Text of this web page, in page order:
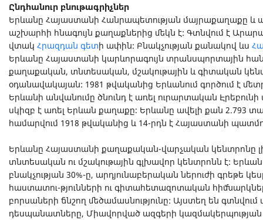
Ընդհանուր բնութագրիչներ
Երևանը Հայաստանի Հանրապետության մայրաքաղաքը և
աշխարհի հնագույն քաղաքներից մեկն է: Գտնվում է
վտակ Հրազդան գետի ափին: Բնակչության քանակով ևս
Երևանը Հայաստանի կարևորագույն տրանսպորտային
քաղաքական, տնտեսական, մշակութային և գիտական
օդանավակայան: 1981 թվականից Երևանում գործում է
Երևանի անվանումը ծնունդ է առել ուրարտական Էրեբունի
սկիզբ է առել Երևան քաղաքը։ Երևանը ավելի քան 2.793
համարվում 1918 թվականից և 14-րդն է Հայաստանի
Երևանը Հայաստանի քաղաքական-վարչական կենտրոնը
տնտեսական ու մշակութային գլխավոր կենտրոնն է:
բնակչության 30%-ը, արդյունաբերական ներուժի գրեթե
հաստատու-թյունների ու գիտահետազոտական
բորսաների ճնշող մեծամասնությունը: Այստեղ են
դեսպանատները, Միավորված ազգերի կազմակերպության